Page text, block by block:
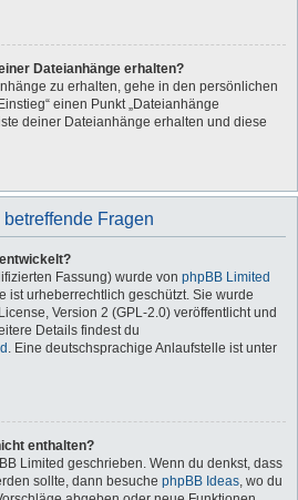
Dateianhänge erhalten?
zu erhalten, gehe in den persönlichen
einen Punkt „Dateianhänge
deiner Dateianhänge erhalten und diese
betreffende Fragen
Fassung) wurde von phpBB Limited
ist urheberrechtlich geschützt. Sie wurde
Version 2 (GPL-2.0) veröffentlicht und
Details findest du
. Eine deutschsprachige Anlaufstelle ist unter
enthalten?
Limited geschrieben. Wenn du denkst, dass
sollte, dann besuche phpBB Ideas, wo du